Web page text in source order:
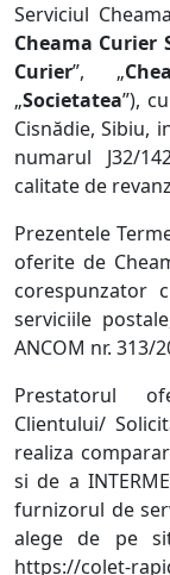
Serviciul
Cheama Curier
Curier”, „
„Societatea”),
Cisnădie, Sibiu,
numarul J32/
calitate de
Prezentele
oferite de
corespunzator
serviciile
ANCOM nr. 313/
Prestatorul
Clientului/
realiza
si de a
furnizorul de
alege de pe
https://colet-